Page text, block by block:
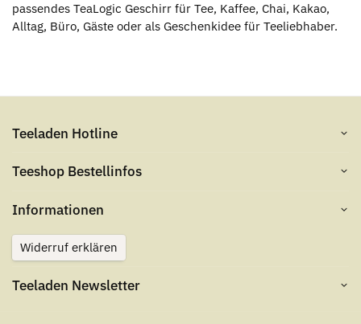
passendes TeaLogic Geschirr für Tee, Kaffee, Chai, Kakao,
Alltag, Büro, Gäste oder als Geschenkidee für Teeliebhaber.
Teeladen Hotline
Teeshop Bestellinfos
Informationen
Widerruf erklären
Teeladen Newsletter